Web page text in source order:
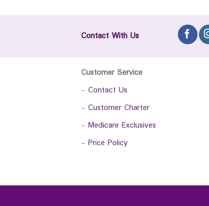
Contact With Us
Customer Service
- Contact Us
- Customer Charter
- Medicare Exclusives
- Price Policy